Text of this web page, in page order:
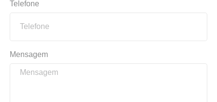
Telefone
Mensagem